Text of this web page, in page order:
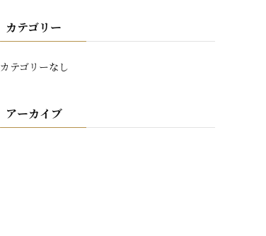
カテゴリー
カテゴリーなし
アーカイブ